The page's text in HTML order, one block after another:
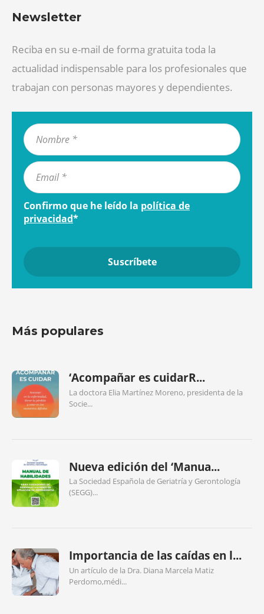
Newsletter
Reciba en su e-mail de forma gratuita toda la
actualidad indispensable para los profesionales que
trabajan con personas mayores y dependientes.
Confirmo que he leído la política de
privacidad*
Más populares
‘Acompañar es cuidarR...
La doctora Elia Martínez Moreno, presidenta de la
Socie...
Nueva edición del ‘Manua...
La Sociedad Española de Geriatría y Gerontología
(SEGG)...
Importancia de las caídas en l...
Un artículo de la Dra. Diana Marcela Matiz
Perdomo,médi...